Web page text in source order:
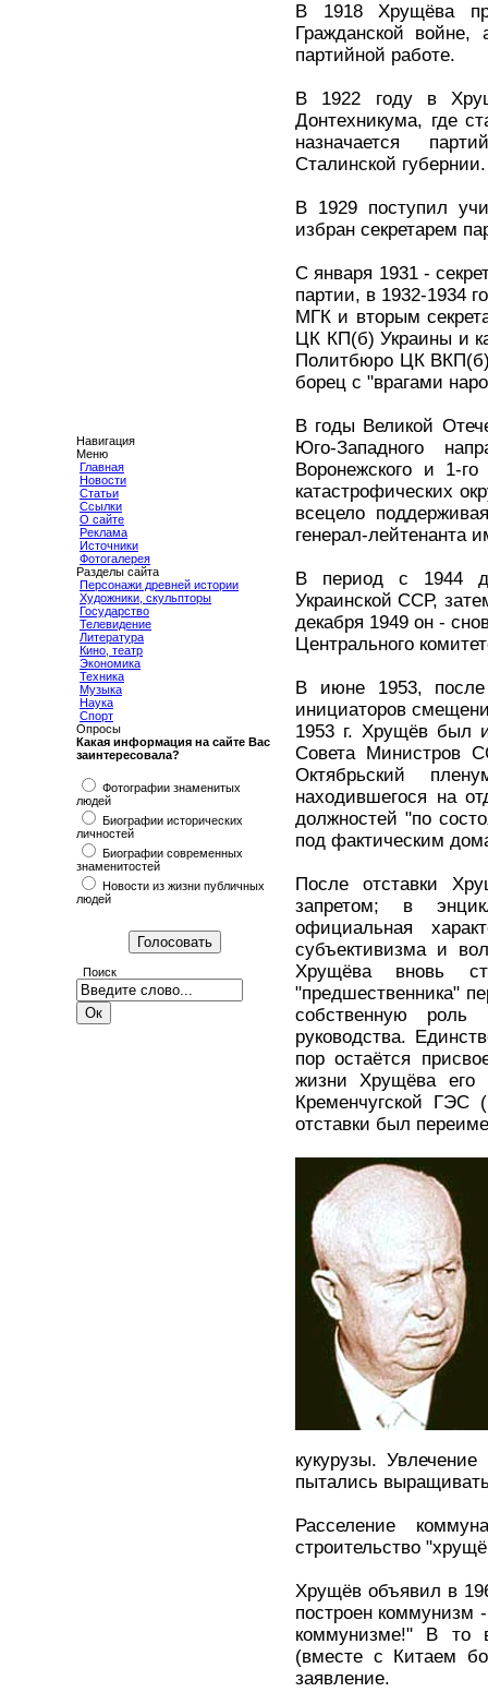
Навигация
Меню
Главная
Новости
Статьи
Ссылки
О сайте
Реклама
Источники
Фотогалерея
Разделы сайта
Персонажи древней истории
Художники, скульпторы
Государство
Телевидение
Литература
Кино, театр
Экономика
Техника
Музыка
Наука
Спорт
Опросы
Какая информация на сайте Вас
заинтересовала?
Фотографии знаменитых
людей
Биографии исторических
личностей
Биографии современных
знаменитостей
Новости из жизни публичных
людей
Поиск
В 1918 Хрущёва
Гражданской
партийной работе.
В 1922 году в
Донтехникума, где
назначается
Сталинской губернии.
В 1929 поступил
избран секретарем
С января 1931 -
партии, в 1932-1934
МГК и вторым
ЦК КП(б) Украины и
Политбюро ЦК
борец с "врагами
В годы Великой
Юго-Западного
Воронежского и 1-
катастрофических
всецело
генерал-лейтенанта
В период с 1944
Украинской ССР,
декабря 1949 он -
Центрального
В июне 1953,
инициаторов
1953 г. Хрущёв был
Совета Министров
Октябрьский
находившегося на
должностей "по
под фактическим
После отставки
запретом; в
официальная
субъективизма и
Хрущёва вновь
"предшественника"
собственную
руководства.
пор остаётся
жизни Хрущёва его
Кременчугской ГЭС
отставки был
кукурузы.
пытались
Расселение
строительство
Хрущёв объявил в
построен коммунизм
коммунизме!" В то
(вместе с Китаем
заявление.